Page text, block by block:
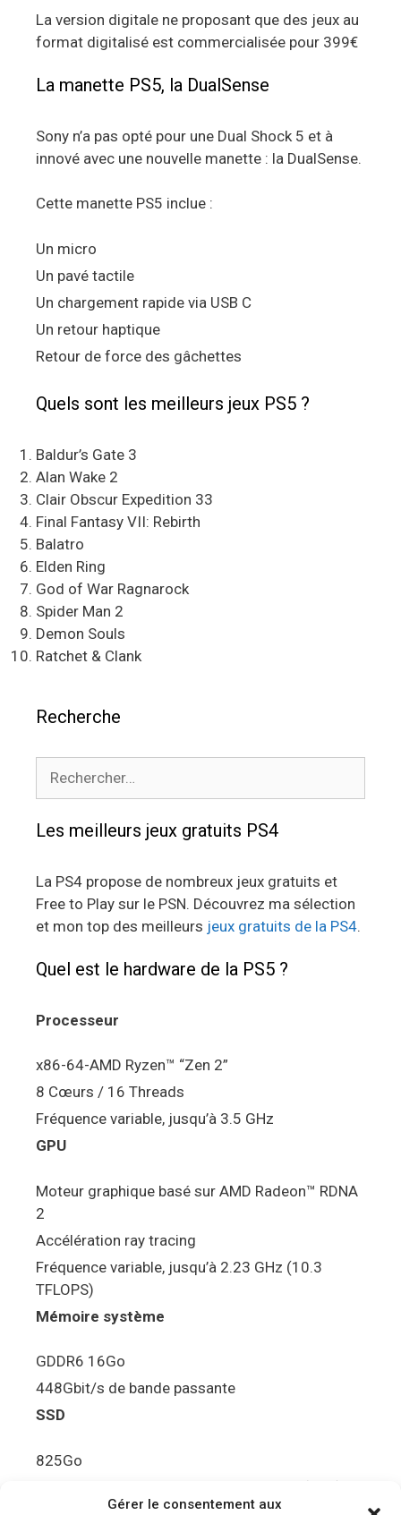
Gérer le consentement aux
La version digitale ne proposant que des jeux au
format digitalisé est commercialisée pour 399€
La manette PS5, la DualSense
Sony n’a pas opté pour une Dual Shock 5 et à
innové avec une nouvelle manette : la DualSense.
Cette manette PS5 inclue :
Un micro
Un pavé tactile
Un chargement rapide via USB C
Un retour haptique
Retour de force des gâchettes
Quels sont les meilleurs jeux PS5 ?
Baldur’s Gate 3
Alan Wake 2
Clair Obscur Expedition 33
Final Fantasy VII: Rebirth
Balatro
Elden Ring
God of War Ragnarock
Spider Man 2
Demon Souls
Ratchet & Clank
Recherche
Les meilleurs jeux gratuits PS4
La PS4 propose de nombreux jeux gratuits et
Free to Play sur le PSN. Découvrez ma sélection
et mon top des meilleurs jeux gratuits de la PS4.
Quel est le hardware de la PS5 ?
Processeur
x86-64-AMD Ryzen™ “Zen 2”
8 Cœurs / 16 Threads
Fréquence variable, jusqu’à 3.5 GHz
GPU
Moteur graphique basé sur AMD Radeon™ RDNA
2
Accélération ray tracing
Fréquence variable, jusqu’à 2.23 GHz (10.3
TFLOPS)
Mémoire système
GDDR6 16Go
448Gbit/s de bande passante
SSD
825Go
5.5Gbit/s de bande passante en lecture (Brut)